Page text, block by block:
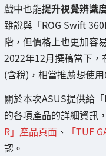
戲中也能提升視覺辨識
雖說與「ROG Swift
階，但價格上也更加容
2022年12月撰稿當下，
(含稅)，相當推薦想使
關於本次ASUS提供給
的各項產品的詳細資訊
R」產品頁面 、 「TUF
認。